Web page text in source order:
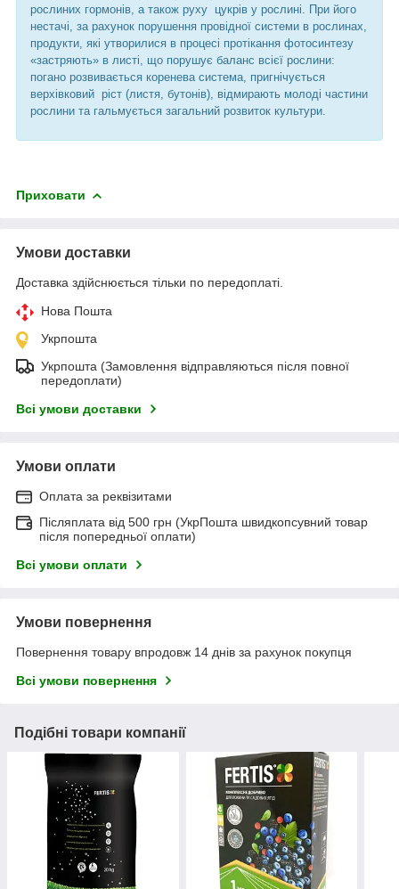
рослиних гормонів, а також руху цукрів у рослині. При його
нестачі, за рахунок порушення провідної системи в рослинах,
продукти, які утворилися в процесі протікання фотосинтезу
«застряють» в листі, що порушує баланс всієї рослини:
погано розвивається коренева система, пригнічується
верхівковий ріст (листя, бутонів), відмирають молоді частини
рослини та гальмується загальний розвиток культури.
Приховати
Умови доставки
Доставка здійснюється тільки по передоплаті.
Нова Пошта
Укрпошта
Укрпошта (Замовлення відправляються після повної
передоплати)
Всі умови доставки
Умови оплати
Оплата за реквізитами
Післяплата від 500 грн (УкрПошта швидкопсувний товар
після попередньої оплати)
Всі умови оплати
Умови повернення
Повернення товару впродовж 14 днів за рахунок покупця
Всі умови повернення
Подібні товари компанії